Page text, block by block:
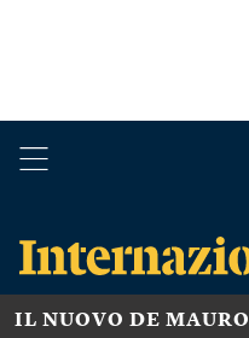
IL NUOVO DE MAURO